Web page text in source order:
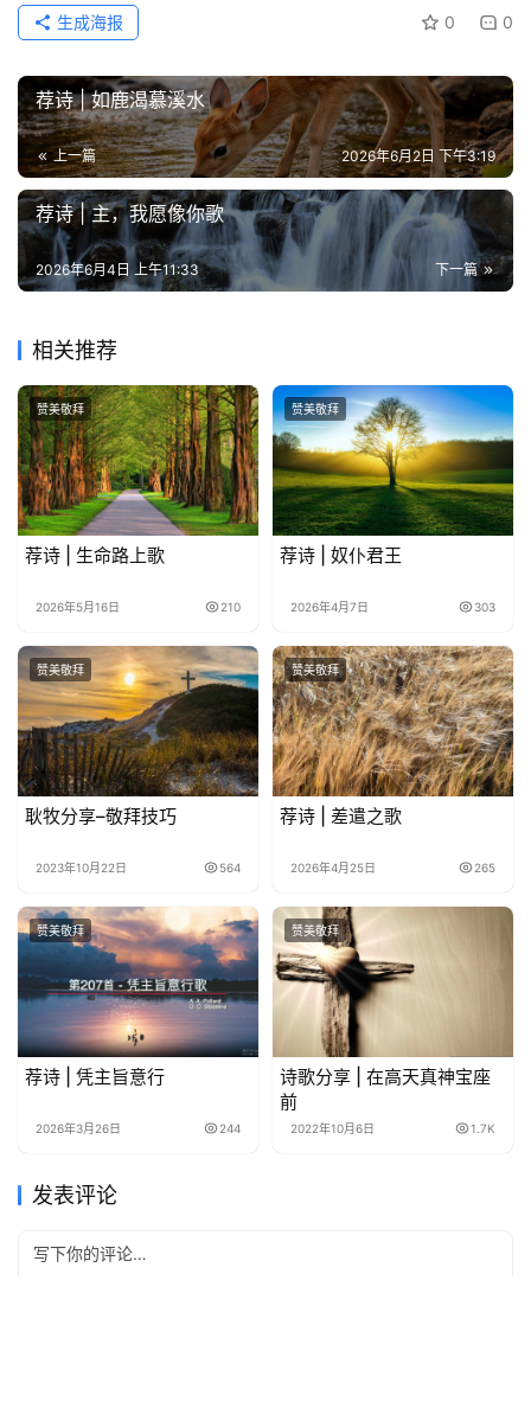
0 0
生成海报
荐诗 | 如鹿渴慕溪水
上一篇 2026年6月2日 下午3:19
荐诗 | 主，我愿像你歌
下一篇
2026年6月4日 上午11:33
相关推荐
赞美敬拜
荐诗 | 生命路上歌
2026年5月16日 210
赞美敬拜
荐诗 | 奴仆君王
2026年4月7日 303
赞美敬拜
耿牧分享–敬拜技巧
2023年10月22日 564
赞美敬拜
荐诗 | 差遣之歌
2026年4月25日 265
赞美敬拜
荐诗 | 凭主旨意行
2026年3月26日 244
赞美敬拜
诗歌分享 | 在高天真神宝座
前
2022年10月6日 1.7K
发表评论